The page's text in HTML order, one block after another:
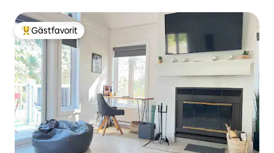
Populär gästfavorit
Gästfavorit